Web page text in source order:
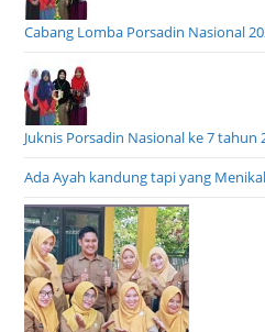
Cabang Lomba Porsadin Nasional
Juknis Porsadin Nasional ke 7 tahun
Ada Ayah kandung tapi yang